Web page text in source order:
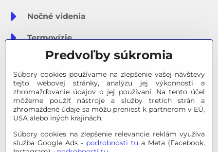
Nočné videnia
Termovízie
Meteostanice
Značky
Výpredaj
Tipy na darčeky
Poradňa - Ako si vybrať
Predvoľby súkromia
Súbory cookies používame na zlepšenie vašej návštevy
tejto webovej stránky, analýzu jej výkonnosti a
zhromažďovanie údajov o jej používaní. Na tento účel
môžeme použiť nástroje a služby tretích strán a
zhromaždené údaje sa môžu preniesť k partnerom v EÚ,
USA alebo iných krajinách.
Súbory cookies na zlepšenie relevancie reklám využíva
služba Google Ads - podrobnosti tu a Meta (Facebook,